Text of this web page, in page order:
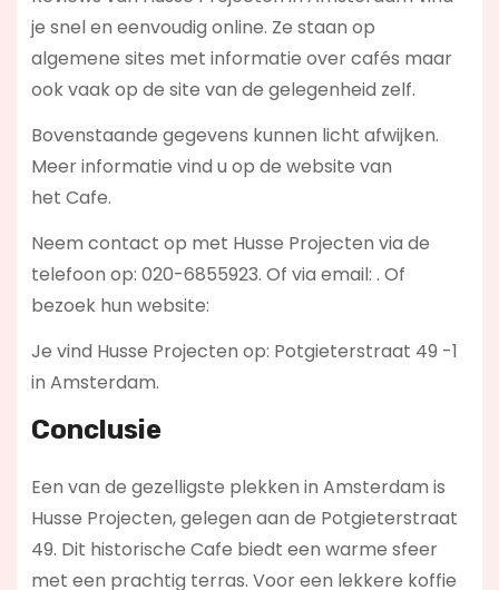
je snel en eenvoudig online. Ze staan op
algemene sites met informatie over cafés maar
ook vaak op de site van de gelegenheid zelf.
Bovenstaande gegevens kunnen licht afwijken.
Meer informatie vind u op de website van
het Cafe.
Neem contact op met Husse Projecten via de
telefoon op: 020-6855923. Of via email: . Of
bezoek hun website:
Je vind Husse Projecten op: Potgieterstraat 49 -1
in Amsterdam.
Conclusie
Een van de gezelligste plekken in Amsterdam is
Husse Projecten, gelegen aan de Potgieterstraat
49. Dit historische Cafe biedt een warme sfeer
met een prachtig terras. Voor een lekkere koffie